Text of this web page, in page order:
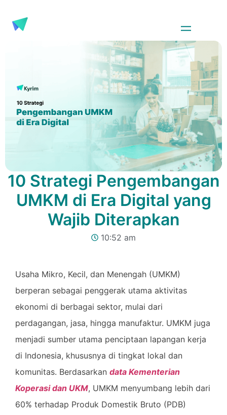
10 Strategi Pengembangan
UMKM di Era Digital yang
Wajib Diterapkan
10:52 am
Usaha Mikro, Kecil, dan Menengah (UMKM)
berperan sebagai penggerak utama aktivitas
ekonomi di berbagai sektor, mulai dari
perdagangan, jasa, hingga manufaktur. UMKM juga
menjadi sumber utama penciptaan lapangan kerja
di Indonesia, khususnya di tingkat lokal dan
komunitas. Berdasarkan data Kementerian
Koperasi dan UKM, UMKM menyumbang lebih dari
60% terhadap Produk Domestik Bruto (PDB)